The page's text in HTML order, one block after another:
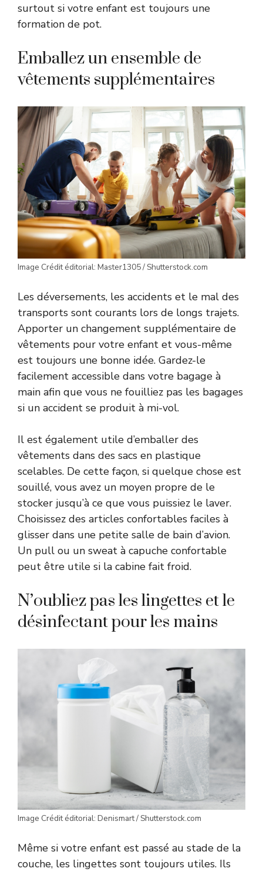
surtout si votre enfant est toujours une
formation de pot.
Emballez un ensemble de
vêtements supplémentaires
Image Crédit éditorial: Master1305 / Shutterstock.com
Les déversements, les accidents et le mal des
transports sont courants lors de longs trajets.
Apporter un changement supplémentaire de
vêtements pour votre enfant et vous-même
est toujours une bonne idée. Gardez-le
facilement accessible dans votre bagage à
main afin que vous ne fouilliez pas les bagages
si un accident se produit à mi-vol.
Il est également utile d’emballer des
vêtements dans des sacs en plastique
scelables. De cette façon, si quelque chose est
souillé, vous avez un moyen propre de le
stocker jusqu’à ce que vous puissiez le laver.
Choisissez des articles confortables faciles à
glisser dans une petite salle de bain d’avion.
Un pull ou un sweat à capuche confortable
peut être utile si la cabine fait froid.
N’oubliez pas les lingettes et le
désinfectant pour les mains
Image Crédit éditorial: Denismart / Shutterstock.com
Même si votre enfant est passé au stade de la
couche, les lingettes sont toujours utiles. Ils